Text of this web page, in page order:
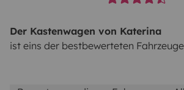
Der Kastenwagen von Katerina
ist eins der bestbewerteten